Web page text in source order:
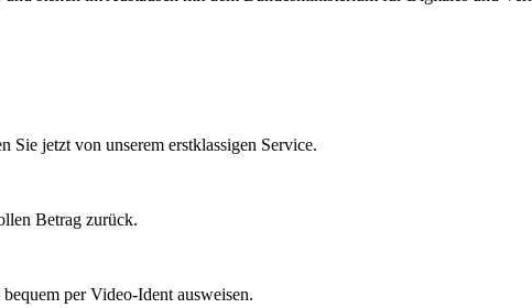
jetzt von unserem erstklassigen Service.
Betrag zurück.
per Video-Ident ausweisen.